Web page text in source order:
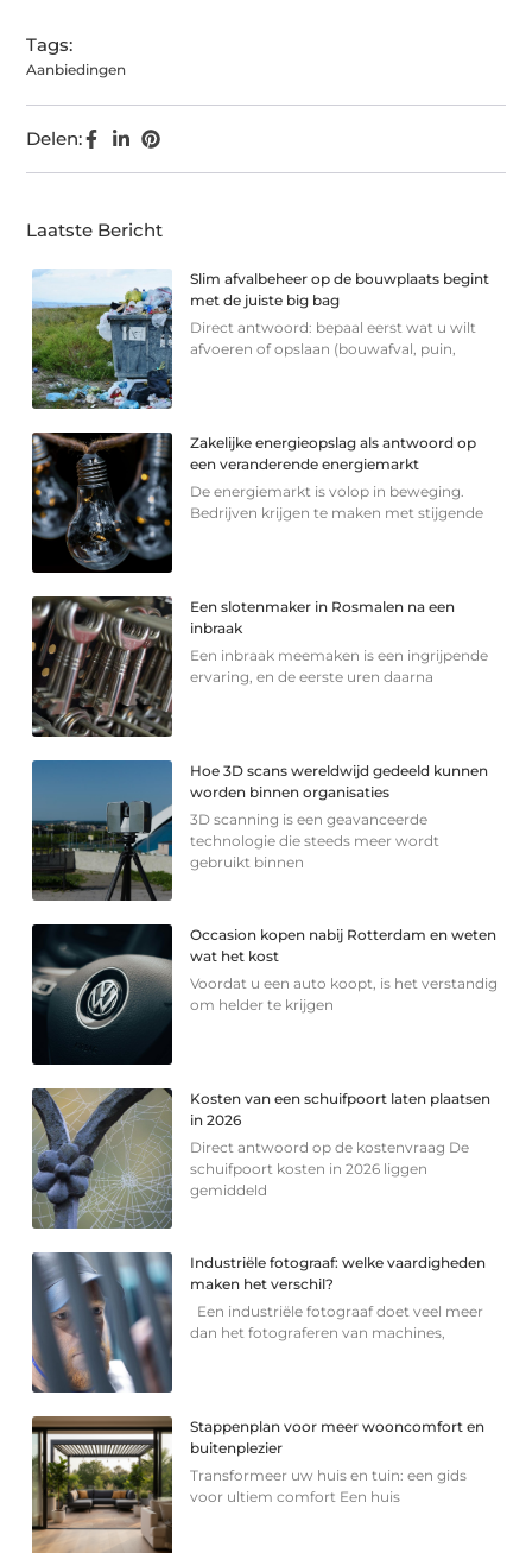
Tags:
Aanbiedingen
Delen:
Laatste Bericht
Slim afvalbeheer op de bouwplaats begint
met de juiste big bag
Direct antwoord: bepaal eerst wat u wilt
afvoeren of opslaan (bouwafval, puin,
Zakelijke energieopslag als antwoord op
een veranderende energiemarkt
De energiemarkt is volop in beweging.
Bedrijven krijgen te maken met stijgende
Een slotenmaker in Rosmalen na een
inbraak
Een inbraak meemaken is een ingrijpende
ervaring, en de eerste uren daarna
Hoe 3D scans wereldwijd gedeeld kunnen
worden binnen organisaties
3D scanning is een geavanceerde
technologie die steeds meer wordt
gebruikt binnen
Occasion kopen nabij Rotterdam en weten
wat het kost
Voordat u een auto koopt, is het verstandig
om helder te krijgen
Kosten van een schuifpoort laten plaatsen
in 2026
Direct antwoord op de kostenvraag De
schuifpoort kosten in 2026 liggen
gemiddeld
Industriële fotograaf: welke vaardigheden
maken het verschil?
Een industriële fotograaf doet veel meer
dan het fotograferen van machines,
Stappenplan voor meer wooncomfort en
buitenplezier
Transformeer uw huis en tuin: een gids
voor ultiem comfort Een huis